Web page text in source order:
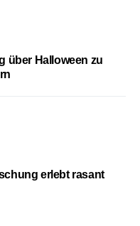
über Halloween zu
erlebt rasant